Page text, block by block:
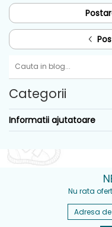
Categorii
Informatii ajutatoare
Nu rata